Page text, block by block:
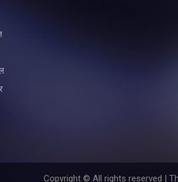
Copyright © All rights reserved |